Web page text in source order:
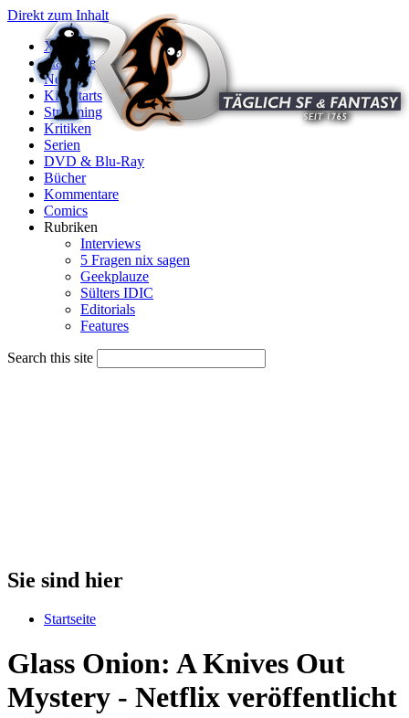
Direkt zum Inhalt
X
Startseite
News
Kinostarts
Streaming
Kritiken
Serien
DVD & Blu-Ray
Bücher
Kommentare
Comics
Rubriken
Interviews
5 Fragen nix sagen
Geekplauze
Sülters IDIC
Editorials
Features
Search this site
Sie sind hier
Startseite
Glass Onion: A Knives Out
Mystery - Netflix veröffentlicht